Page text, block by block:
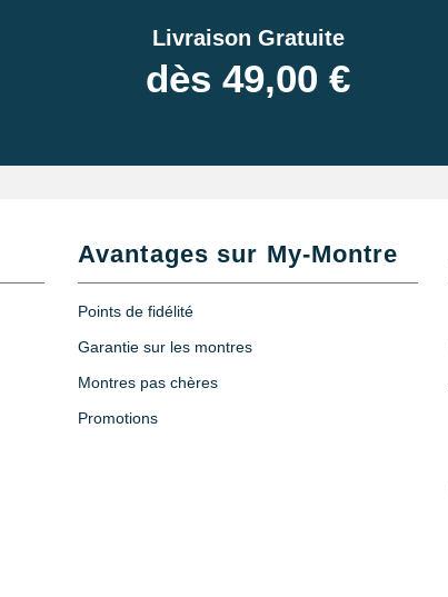
Livraison Gratuite
dès 49,00 €
Avantages sur My-Montre
Points de fidélité
Garantie sur les montres
Montres pas chères
Promotions